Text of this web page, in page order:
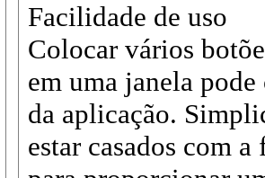
Facilidade de uso
Colocar vários
em uma janela
da aplicação.
estar casados com